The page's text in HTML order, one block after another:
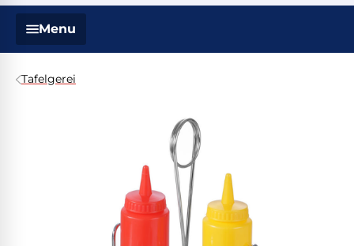
Menu
Tafelgerei